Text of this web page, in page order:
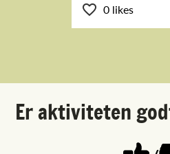
0 likes
Er aktiviteten